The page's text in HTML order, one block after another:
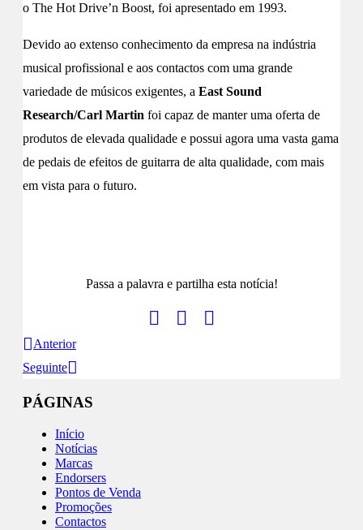
o The Hot Drive’n Boost, foi apresentado em 1993.
Devido ao extenso conhecimento da empresa na indústria
musical profissional e aos contactos com uma grande
variedade de músicos exigentes, a East Sound
Research/Carl Martin foi capaz de manter uma oferta de
produtos de elevada qualidade e possui agora uma vasta gama
de pedais de efeitos de guitarra de alta qualidade, com mais
em vista para o futuro.
Passa a palavra e partilha esta notícia!
Anterior
Seguinte
PÁGINAS
Início
Notícias
Marcas
Endorsers
Pontos de Venda
Promoções
Contactos